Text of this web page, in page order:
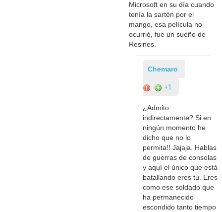
Microsoft en su día cuando
tenía la sartén por el
mango, esa película no
ocurrió, fue un sueño de
Resines.
Chemaro
+1
¿Admito
indirectamente? Si en
ningún momento he
dicho que no lo
permita!! Jajaja. Hablas
de guerras de consolas
y aquí el único que está
batallando eres tú. Eres
como ese soldado que
ha permanecido
escondido tanto tiempo